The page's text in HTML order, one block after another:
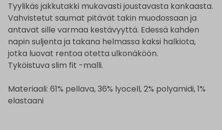
Tyylikäs jakkutakki mukavasti joustavasta kankaasta.
Vahvistetut saumat pitävät takin muodossaan ja
antavat sille varmaa kestävyyttä. Edessä kahden
napin suljenta ja takana helmassa kaksi halkiota,
jotka luovat rentoa otetta ulkonäköön.
Tyköistuva slim fit -malli.
Materiaali: 61% pellava, 36% lyocell, 2% polyamidi, 1%
elastaani